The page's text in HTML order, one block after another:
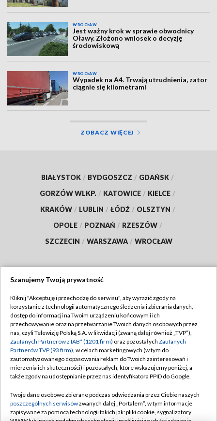
WROCŁAW
Jest ważny krok w sprawie obwodnicy
Oławy. Złożono wniosek o decyzję
środowiskową
WROCŁAW
Wypadek na A4. Trwają utrudnienia, zator
ciągnie się kilometrami
ZOBACZ WIĘCEJ
BIAŁYSTOK / BYDGOSZCZ / GDAŃSK /
GORZÓW WLKP. / KATOWICE / KIELCE /
KRAKÓW / LUBLIN / ŁÓDŹ / OLSZTYN /
OPOLE / POZNAŃ / RZESZÓW /
SZCZECIN / WARSZAWA / WROCŁAW
TVP
Abonament TVP
Emisja w TVP
Centrum informacji TVP
Naziemna Telewizja Cyfrowa
Rada Programowa
System NOS
Regulamin TVP
Polityka prywatności
Moje zgody
Pomoc
Kontakt
Szanujemy Twoją prywatność
Kliknij "Akceptuję i przechodzę do serwisu", aby wyrazić zgody na
korzystanie z technologii automatycznego śledzenia i zbierania danych,
dostęp do informacji na Twoim urządzeniu końcowym i ich
przechowywanie oraz na przetwarzanie Twoich danych osobowych przez
nas, czyli Telewizję Polską S.A. w likwidacji (zwaną dalej również „TVP”),
Zaufanych Partnerów z IAB* (1201 firm) oraz pozostałych Zaufanych
Partnerów TVP (93 firm), w celach marketingowych (w tym do
zautomatyzowanego dopasowania reklam do Twoich zainteresowań i
mierzenia ich skuteczności) i pozostałych, które wskazujemy poniżej, a
także zgody na udostępnianie przez nas identyfikatora PPID do Google.
Twoje dane osobowe zbierane podczas odwiedzania przez Ciebie naszych
poszczególnych serwisówzwanych dalej „Portalem”, w tym informacje
zapisywane za pomocą technologii takich jak: pliki cookie, sygnalizatory